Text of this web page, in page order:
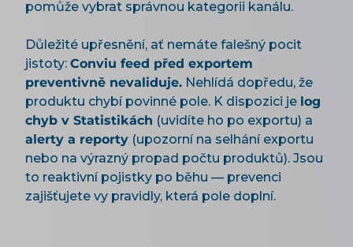
pomůže vybrat správnou kategorii kanálu.
Důležité upřesnění, ať nemáte falešný pocit
jistoty: Conviu feed před exportem
preventivně nevaliduje. Nehlídá dopředu, že
produktu chybí povinné pole. K dispozici je log
chyb v Statistikách (uvidíte ho po exportu) a
alerty a reporty (upozorní na selhání exportu
nebo na výrazný propad počtu produktů). Jsou
to reaktivní pojistky po běhu — prevenci
zajišťujete vy pravidly, která pole doplní.